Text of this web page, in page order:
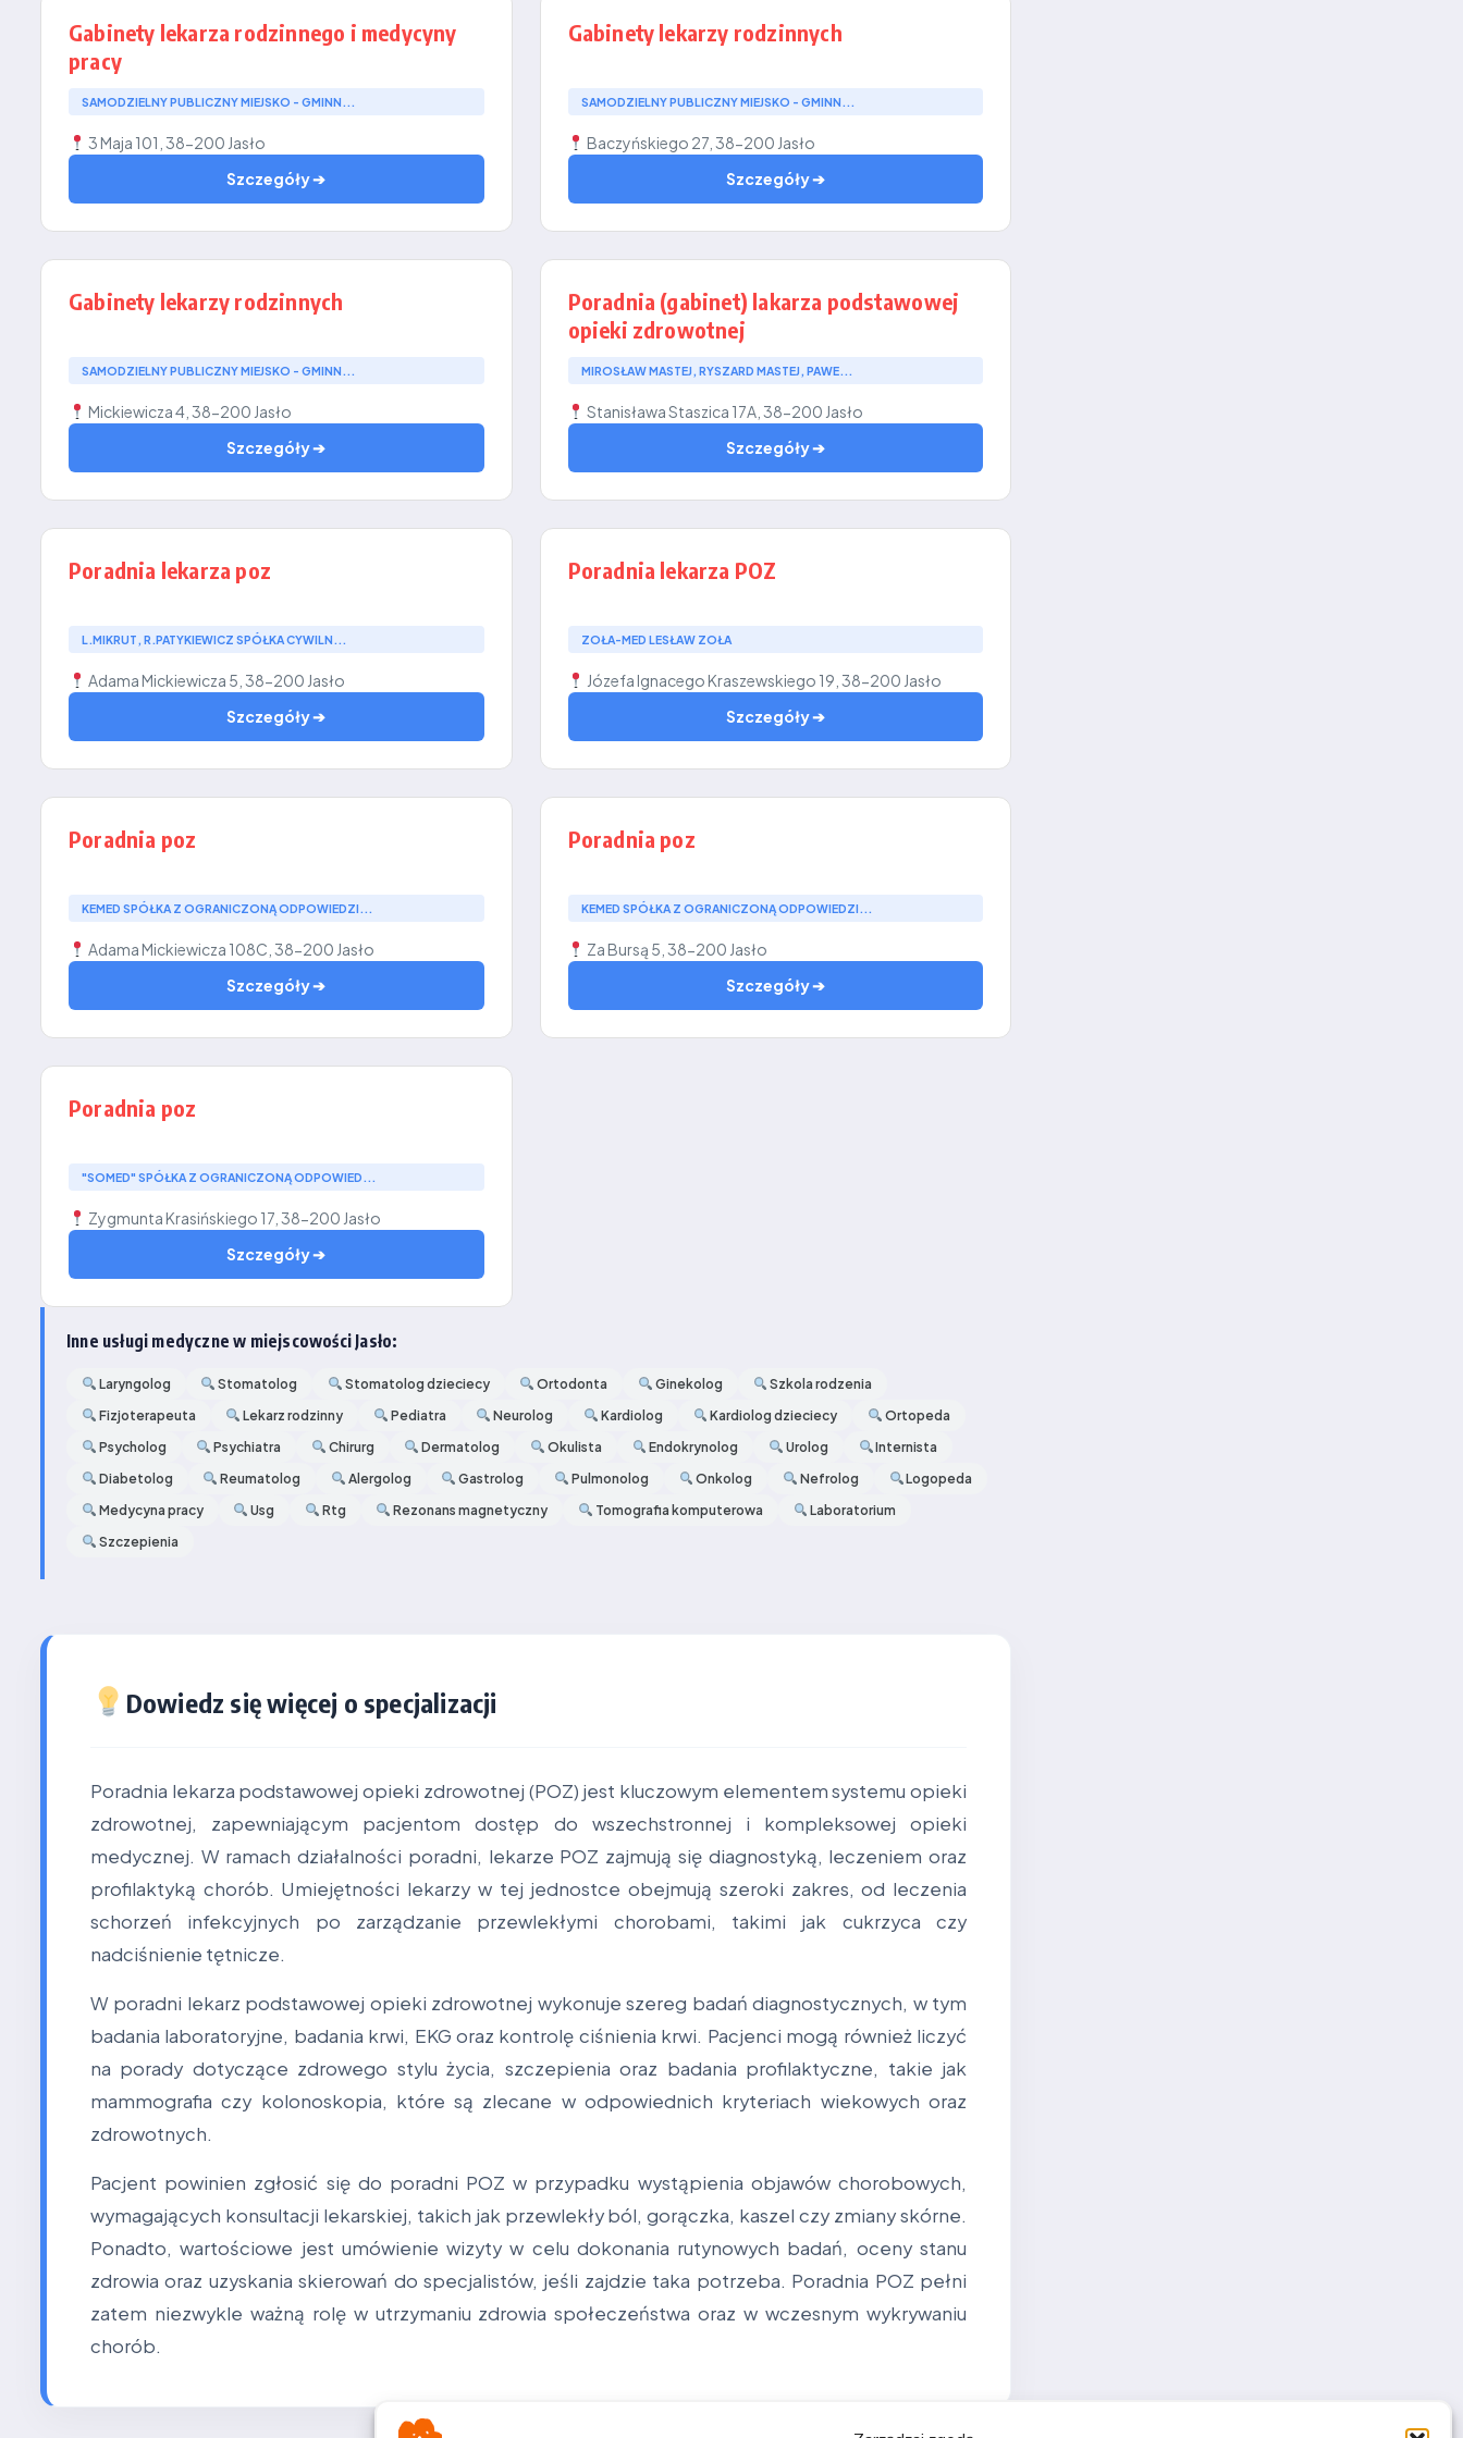
Gabinety lekarza rodzinnego i medycyny
pracy
SAMODZIELNY PUBLICZNY MIEJSKO - GMINN...
3 Maja 101, 38-200 Jasło
Szczegóły ➔
Gabinety lekarzy rodzinnych
SAMODZIELNY PUBLICZNY MIEJSKO - GMINN...
Baczyńskiego 27, 38-200 Jasło
Szczegóły ➔
Gabinety lekarzy rodzinnych
SAMODZIELNY PUBLICZNY MIEJSKO - GMINN...
Mickiewicza 4, 38-200 Jasło
Szczegóły ➔
Poradnia (gabinet) lakarza podstawowej
opieki zdrowotnej
MIROSŁAW MASTEJ, RYSZARD MASTEJ, PAWE...
Stanisława Staszica 17A, 38-200 Jasło
Szczegóły ➔
Poradnia lekarza poz
L.MIKRUT, R.PATYKIEWICZ SPÓŁKA CYWILN...
Adama Mickiewicza 5, 38-200 Jasło
Szczegóły ➔
Poradnia lekarza POZ
ZOŁA-MED LESŁAW ZOŁA
Józefa Ignacego Kraszewskiego 19, 38-200 Jasło
Szczegóły ➔
Poradnia poz
KEMED SPÓŁKA Z OGRANICZONĄ ODPOWIEDZI...
Adama Mickiewicza 108C, 38-200 Jasło
Szczegóły ➔
Poradnia poz
KEMED SPÓŁKA Z OGRANICZONĄ ODPOWIEDZI...
Za Bursą 5, 38-200 Jasło
Szczegóły ➔
Poradnia poz
"SOMED" SPÓŁKA Z OGRANICZONĄ ODPOWIED...
Zygmunta Krasińskiego 17, 38-200 Jasło
Szczegóły ➔
Inne usługi medyczne w miejscowości Jasło:
Laryngolog Stomatolog Stomatolog dzieciecy Ortodonta Ginekolog
Szkola rodzenia
Fizjoterapeuta
Lekarz rodzinny Pediatra Neurolog Kardiolog Kardiolog dzieciecy
Ortopeda
Psycholog
Psychiatra Chirurg Dermatolog Okulista Endokrynolog Urolog
Internista
Diabetolog
Reumatolog Alergolog Gastrolog Pulmonolog Onkolog Nefrolog
Logopeda
Medycyna pracy
Usg Rtg Rezonans magnetyczny Tomografia komputerowa
Laboratorium
Szczepienia
Dowiedz się więcej o specjalizacji
Poradnia lekarza podstawowej opieki zdrowotnej (POZ) jest kluczowym elementem systemu opieki
zdrowotnej, zapewniającym pacjentom dostęp do wszechstronnej i kompleksowej opieki
medycznej. W ramach działalności poradni, lekarze POZ zajmują się diagnostyką, leczeniem oraz
profilaktyką chorób. Umiejętności lekarzy w tej jednostce obejmują szeroki zakres, od leczenia
schorzeń infekcyjnych po zarządzanie przewlekłymi chorobami, takimi jak cukrzyca czy
nadciśnienie tętnicze.
W poradni lekarz podstawowej opieki zdrowotnej wykonuje szereg badań diagnostycznych, w tym
badania laboratoryjne, badania krwi, EKG oraz kontrolę ciśnienia krwi. Pacjenci mogą również liczyć
na porady dotyczące zdrowego stylu życia, szczepienia oraz badania profilaktyczne, takie jak
mammografia czy kolonoskopia, które są zlecane w odpowiednich kryteriach wiekowych oraz
zdrowotnych.
Pacjent powinien zgłosić się do poradni POZ w przypadku wystąpienia objawów chorobowych,
wymagających konsultacji lekarskiej, takich jak przewlekły ból, gorączka, kaszel czy zmiany skórne.
Ponadto, wartościowe jest umówienie wizyty w celu dokonania rutynowych badań, oceny stanu
zdrowia oraz uzyskania skierowań do specjalistów, jeśli zajdzie taka potrzeba. Poradnia POZ pełni
zatem niezwykle ważną rolę w utrzymaniu zdrowia społeczeństwa oraz w wczesnym wykrywaniu
chorób.